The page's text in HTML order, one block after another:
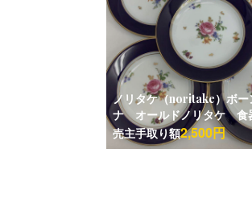
ノリタケ（noritake）ボー
ナ オールドノリタケ 食
売主手取り額2,500円